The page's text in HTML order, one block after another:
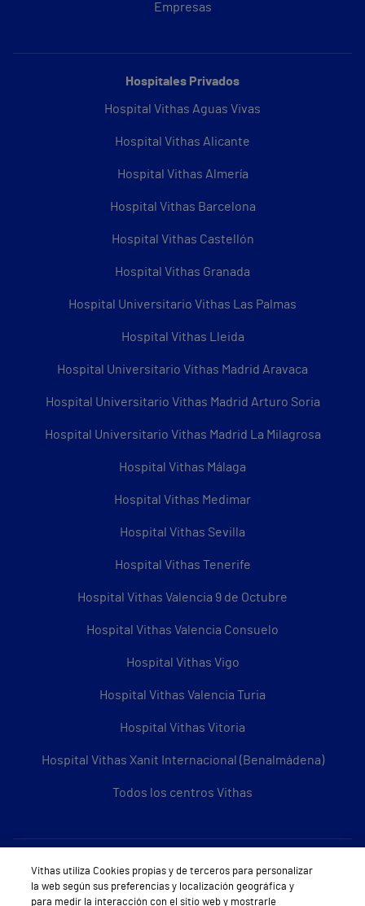
Empresas
Hospitales Privados
Hospital Vithas Aguas Vivas
Hospital Vithas Alicante
Hospital Vithas Almería
Hospital Vithas Barcelona
Hospital Vithas Castellón
Hospital Vithas Granada
Hospital Universitario Vithas Las Palmas
Hospital Vithas Lleida
Hospital Universitario Vithas Madrid Aravaca
Hospital Universitario Vithas Madrid Arturo Soria
Hospital Universitario Vithas Madrid La Milagrosa
Hospital Vithas Málaga
Hospital Vithas Medimar
Hospital Vithas Sevilla
Hospital Vithas Tenerife
Hospital Vithas Valencia 9 de Octubre
Hospital Vithas Valencia Consuelo
Hospital Vithas Vigo
Hospital Vithas Valencia Turia
Hospital Vithas Vitoria
Hospital Vithas Xanit Internacional (Benalmádena)
Todos los centros Vithas
Sobre Vithas
Quiénes somos
Vithas utiliza Cookies propias y de terceros para personalizar
la web según sus preferencias y localización geográfica y
para medir la interacción con el sitio web y mostrarle